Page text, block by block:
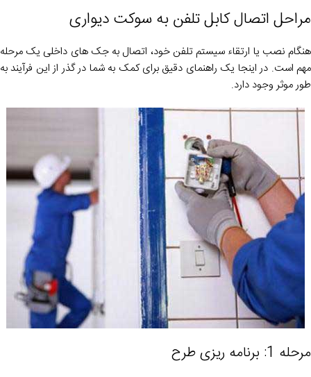
مراحل اتصال کابل تلفن به سوکت دیواری
هنگام نصب یا ارتقاء سیستم تلفن خود، اتصال به جک های داخلی یک مرحله
مهم است. در اینجا یک راهنمای دقیق برای کمک به شما در گذر از این فرآیند به
طور موثر وجود دارد.
مرحله 1: برنامه ریزی طرح